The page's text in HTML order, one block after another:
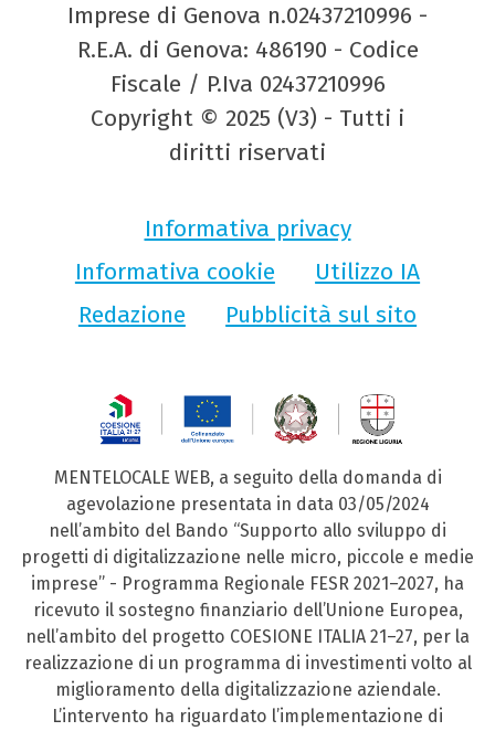
Imprese di Genova n.02437210996 -
R.E.A. di Genova: 486190 - Codice
Fiscale / P.Iva 02437210996
Copyright © 2025 (V3) - Tutti i
diritti riservati
Informativa privacy
Informativa cookie
Utilizzo IA
Redazione
Pubblicità sul sito
MENTELOCALE WEB, a seguito della domanda di
agevolazione presentata in data 03/05/2024
nell’ambito del Bando “Supporto allo sviluppo di
progetti di digitalizzazione nelle micro, piccole e medie
imprese” - Programma Regionale FESR 2021–2027, ha
ricevuto il sostegno finanziario dell’Unione Europea,
nell’ambito del progetto COESIONE ITALIA 21–27, per la
realizzazione di un programma di investimenti volto al
miglioramento della digitalizzazione aziendale.
L’intervento ha riguardato l’implementazione di